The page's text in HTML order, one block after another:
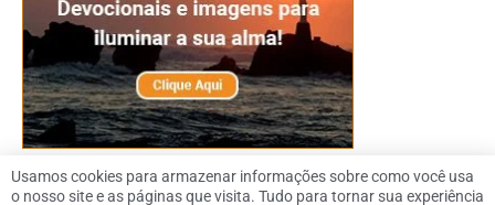
Usamos cookies para armazenar informações sobre como você usa
o nosso site e as páginas que visita. Tudo para tornar sua experiência